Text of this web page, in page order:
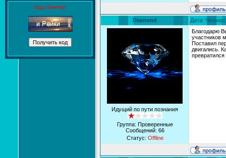
Наш баннер:
Diamond Дата:
Идущий по пути познания
Группа: Проверенные
Сообщений: 66
Статус: Offline
Благодарю
участников
Поставил
двигались.